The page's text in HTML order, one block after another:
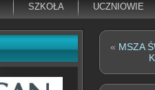
SZKOŁA UCZNIOWIE
« MSZA